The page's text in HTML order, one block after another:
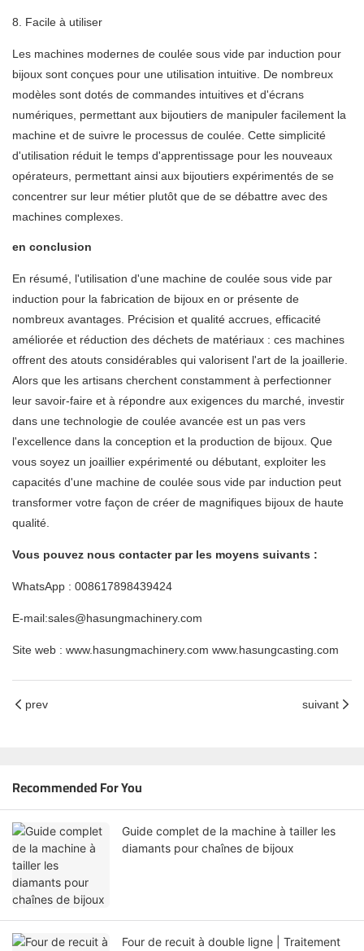
8. Facile à utiliser
Les machines modernes de coulée sous vide par induction pour
bijoux sont conçues pour une utilisation intuitive. De nombreux
modèles sont dotés de commandes intuitives et d'écrans
numériques, permettant aux bijoutiers de manipuler facilement la
machine et de suivre le processus de coulée. Cette simplicité
d'utilisation réduit le temps d'apprentissage pour les nouveaux
opérateurs, permettant ainsi aux bijoutiers expérimentés de se
concentrer sur leur métier plutôt que de se débattre avec des
machines complexes.
en conclusion
En résumé, l'utilisation d'une machine de coulée sous vide par
induction pour la fabrication de bijoux en or présente de
nombreux avantages. Précision et qualité accrues, efficacité
améliorée et réduction des déchets de matériaux : ces machines
offrent des atouts considérables qui valorisent l'art de la joaillerie.
Alors que les artisans cherchent constamment à perfectionner
leur savoir-faire et à répondre aux exigences du marché, investir
dans une technologie de coulée avancée est un pas vers
l'excellence dans la conception et la production de bijoux. Que
vous soyez un joaillier expérimenté ou débutant, exploiter les
capacités d'une machine de coulée sous vide par induction peut
transformer votre façon de créer de magnifiques bijoux de haute
qualité.
Vous pouvez nous contacter par les moyens suivants :
WhatsApp : 008617898439424
E-mail:sales@hasungmachinery.com
Site web : www.hasungmachinery.com www.hasungcasting.com
prev suivant
Recommended For You
Guide complet de la machine à tailler les
diamants pour chaînes de bijoux
Four de recuit à double ligne | Traitement